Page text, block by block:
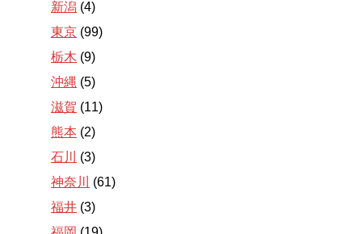
新潟 (4)
東京 (99)
栃木 (9)
沖縄 (5)
滋賀 (11)
熊本 (2)
石川
(3)
神奈川
(61)
福井 (3)